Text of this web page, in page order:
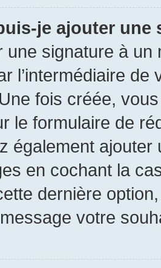
je ajouter une
une signature à un
l’intermédiaire
Une fois créée,
le formulaire de
également
en cochant la
dernière
votre